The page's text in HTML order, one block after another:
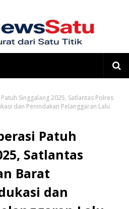
Singgalang 2025, Satlantas Polres
dan Penindakan Pelanggaran Lalu
Patuh
Satlantas
Barat
dan